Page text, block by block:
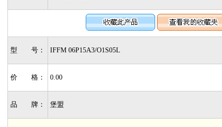
型 号： IFFM 06P15A3/O1S05L
价 格： 0.00
品 牌： 堡盟